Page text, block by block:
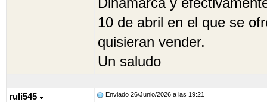
10 de abril en el que se
quisieran vender.
Un saludo
ruli545 Enviado 26/Junio/2026 a las 19:21